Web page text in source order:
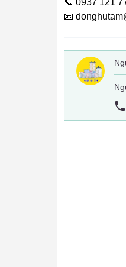
📞 0937 121
📧